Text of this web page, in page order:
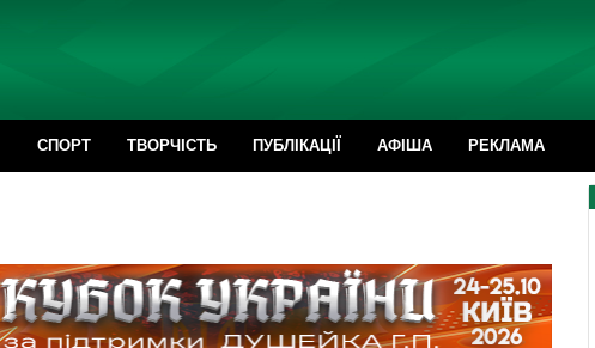
СПОРТ ТВОРЧІСТЬ ПУБЛІКАЦІЇ АФІША РЕКЛАМА